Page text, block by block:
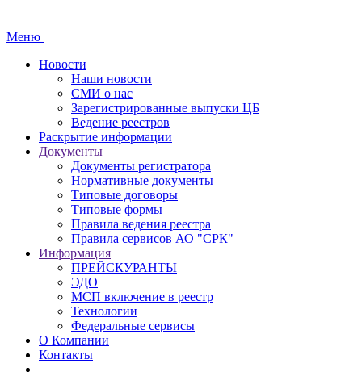
Меню
Новости
Наши новости
СМИ о нас
Зарегистрированные выпуски ЦБ
Ведение реестров
Раскрытие информации
Документы
Документы регистратора
Нормативные документы
Типовые договоры
Типовые формы
Правила ведения реестра
Правила сервисов АО "СРК"
Информация
ПРЕЙСКУРАНТЫ
ЭДО
МСП включение в реестр
Технологии
Федеральные сервисы
О Компании
Контакты